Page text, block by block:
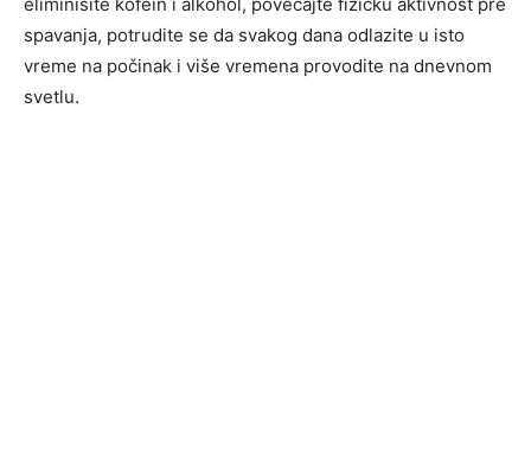
spavanja, potrudite se da svakog dana odlazite u isto
vreme na počinak i više vremena provodite na dnevnom
svetlu.